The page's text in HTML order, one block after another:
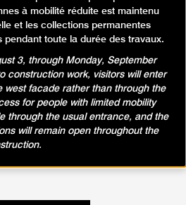
Ve Sa
4 5 6
11 12 13
18 19
25 26
à mobilité réduite est maintenu
et les collections permanentes
pendant toute la durée des travaux.
3, through Monday, September
construction work, visitors will enter
west facade rather than through the
for people with limited mobility
through the usual entrance, and the
will remain open throughout the